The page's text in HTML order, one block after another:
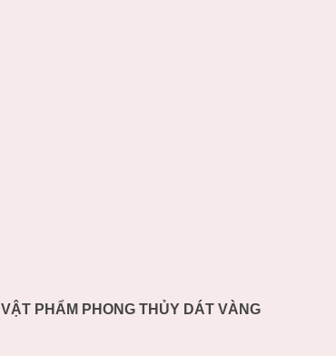
VẬT PHẨM PHONG THỦY DÁT VÀNG